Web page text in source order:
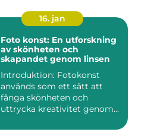
16. jan
Foto konst: En utforskning
av skönheten och
skapandet genom linsen
Introduktion: Fotokonst
används som ett sätt att
fånga skönheten och
uttrycka kreativitet genom